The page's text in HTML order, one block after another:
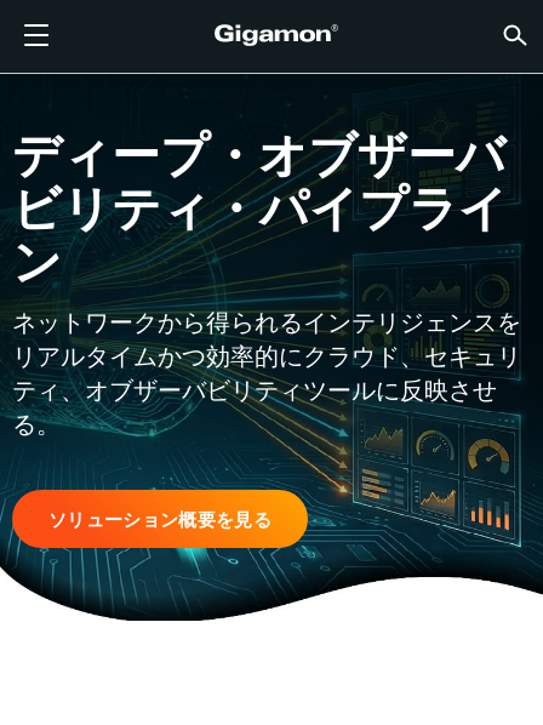
製品
GIGAMONディープオブザーバビリティパイプライン
クラウドの可視性
クラ
AWS
Azure
Google
Nutanix
Oracle
VMware
ネットワークセキュリティ
ネッ
SSL/
アプリ
アプリ
データセンターの可視性
デー
ネット
トラフ
トラフィック・インテリジェンス
トラ
ソリューション クラ
マルチ
クラウ
する
水平方
クラウ
データセンターの可視性
デー
ネット
NetOps
ネットワークセキュリティ
ネッ
ネット
する
業界
業界
金融サ
ヘルス
IoT, OT,
国、地
サービ
パートナー パー
チャネ
パート
パートナーでない場合
パー
パートナーの皆様
パー
サポート 概要
ポリシー
保証
サポートを受ける
サポ
教育サ
プロフ
VÜEコミュニティ
VÜE
ディス
ナレッ
製品ド
顧客 お客様
リソース リソ
学習セ
テック
ウェビ
会社情報
話題の情報
話題
ブログ
イベント
ニュー
会社情報
会社
当社に
採用情報
顧客
LOGIN
パートナー・ポータル
JP
FRANÇAIS
DEUTSCH
日本語
한국어
ディープ・オブザーバ
ビリティ・パイプライ
ン
ネットワークから得られるインテリジェンスを
リアルタイムかつ効率的にクラウド、セキュリ
ティ、オブザーバビリティツールに反映させ
る。
ソリューション概要を見る